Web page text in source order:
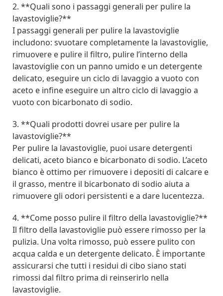
2. **Quali sono i passaggi generali per pulire la
lavastoviglie?**
I passaggi generali per pulire la lavastoviglie
includono: svuotare completamente la lavastoviglie,
rimuovere e pulire il filtro, pulire l’interno della
lavastoviglie con un panno umido e un detergente
delicato, eseguire un ciclo di lavaggio a vuoto con
aceto e infine eseguire un altro ciclo di lavaggio a
vuoto con bicarbonato di sodio.
3. **Quali prodotti dovrei usare per pulire la
lavastoviglie?**
Per pulire la lavastoviglie, puoi usare detergenti
delicati, aceto bianco e bicarbonato di sodio. L’aceto
bianco è ottimo per rimuovere i depositi di calcare e
il grasso, mentre il bicarbonato di sodio aiuta a
rimuovere gli odori persistenti e a dare lucentezza.
4. **Come posso pulire il filtro della lavastoviglie?**
Il filtro della lavastoviglie può essere rimosso per la
pulizia. Una volta rimosso, può essere pulito con
acqua calda e un detergente delicato. È importante
assicurarsi che tutti i residui di cibo siano stati
rimossi dal filtro prima di reinserirlo nella
lavastoviglie.